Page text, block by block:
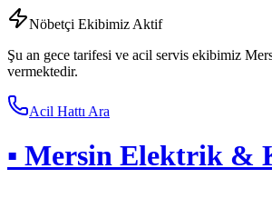
Nöbetçi Ekibimiz Aktif
Şu an gece tarifesi ve acil servis ekibimiz
vermektedir.
Acil Hattı Ara
▪ Mersin Elektrik &